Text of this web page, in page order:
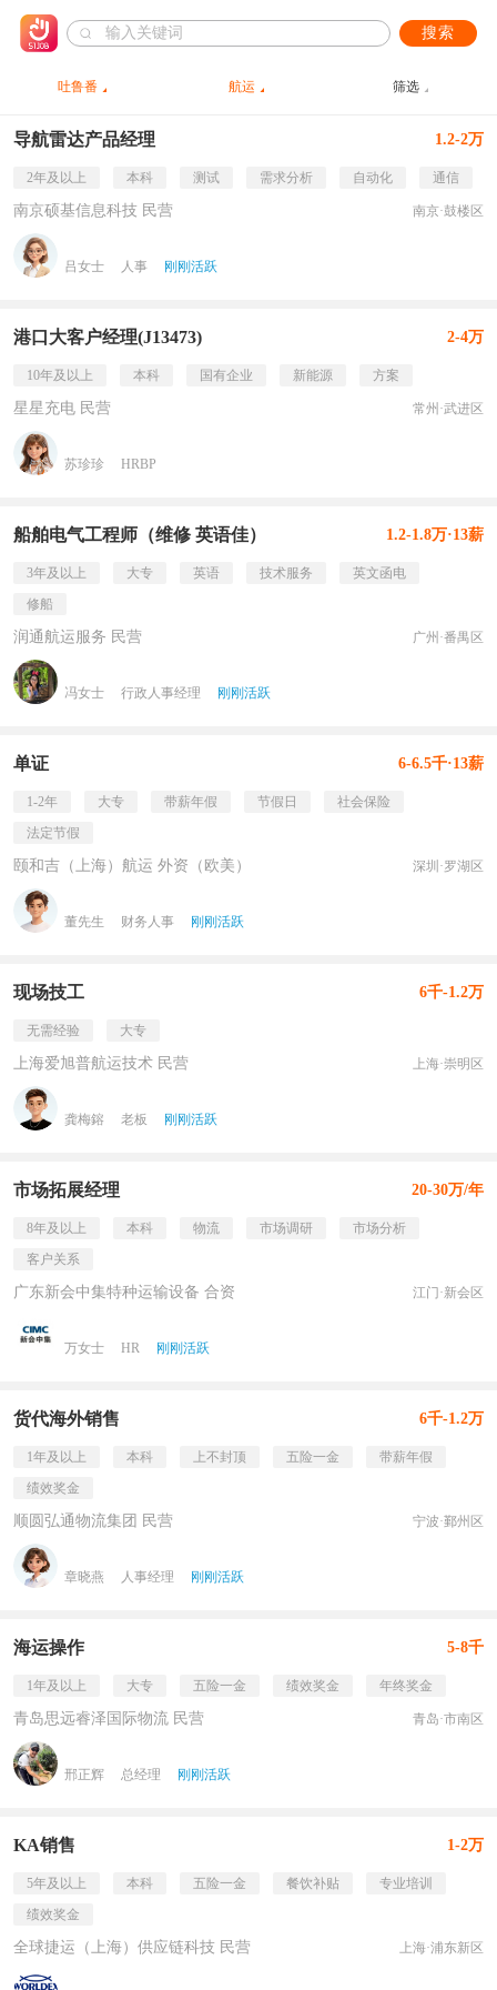
搜索
吐鲁番 航运 筛选
导航雷达产品经理 1.2-2万
2年及以上 本科 测试 需求分析 自动化 通信
南京硕基信息科技 民营 南京·鼓楼区
吕女士 人事 刚刚活跃
港口大客户经理(J13473) 2-4万
10年及以上 本科 国有企业 新能源 方案
星星充电 民营 常州·武进区
苏珍珍 HRBP
船舶电气工程师（维修 英语佳） 1.2-1.8万·13薪
3年及以上 大专 英语 技术服务
英文函电
修船
润通航运服务 民营 广州·番禺区
冯女士 行政人事经理 刚刚活跃
单证 6-6.5千·13薪
1-2年 大专 带薪年假 节假日
社会保险
法定节假
颐和吉（上海）航运 外资（欧美） 深圳·罗湖区
董先生 财务人事 刚刚活跃
现场技工 6千-1.2万
无需经验 大专
上海爱旭普航运技术 民营 上海·崇明区
龚梅鎔 老板 刚刚活跃
市场拓展经理 20-30万/年
8年及以上 本科 物流 市场调研
市场分析
客户关系
广东新会中集特种运输设备 合资 江门·新会区
万女士 HR 刚刚活跃
货代海外销售 6千-1.2万
1年及以上 本科 上不封顶 五险一金
带薪年假
绩效奖金
顺圆弘通物流集团 民营 宁波·鄞州区
章晓燕 人事经理 刚刚活跃
海运操作 5-8千
1年及以上 大专 五险一金 绩效奖金 年终奖金
青岛思远睿泽国际物流 民营 青岛·市南区
邢正辉 总经理 刚刚活跃
KA销售 1-2万
5年及以上 本科 五险一金 餐饮补贴
专业培训
绩效奖金
全球捷运（上海）供应链科技 民营 上海·浦东新区